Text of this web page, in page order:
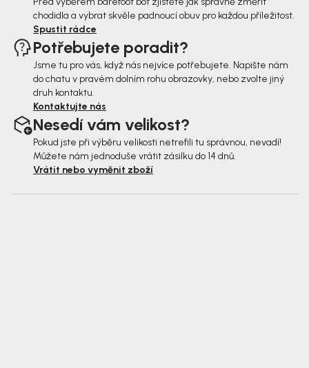
chodidla a vybrat skvěle padnoucí obuv pro každou příležitost.
Spustit rádce
Potřebujete poradit?
Jsme tu pro vás, když nás nejvíce potřebujete. Napište nám
do chatu v pravém dolním rohu obrazovky, nebo zvolte jiný
druh kontaktu.
Kontaktujte nás
Nesedí vám velikost?
Pokud jste při výběru velikosti netrefili tu správnou, nevadí!
Můžete nám jednoduše vrátit zásilku do 14 dnů.
Vrátit nebo vyměnit zboží